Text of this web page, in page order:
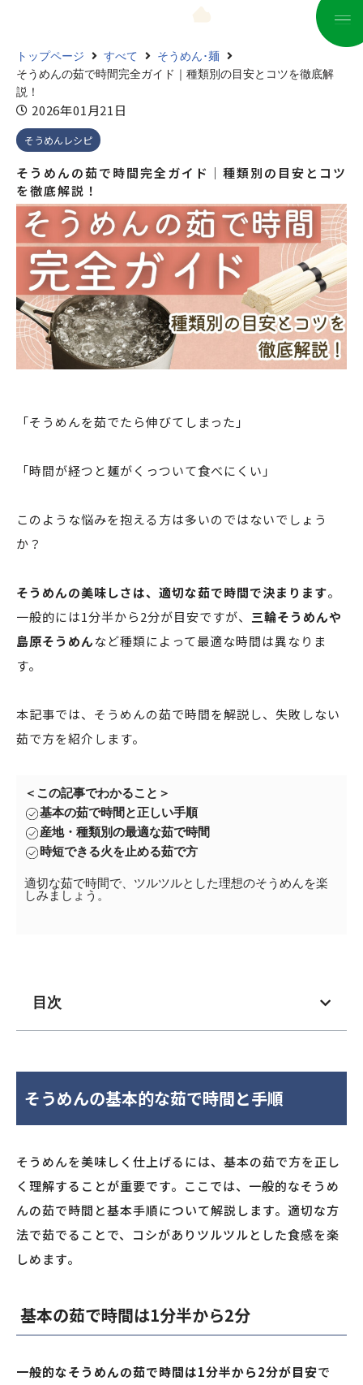
ン
テ
ン
へ
キ
ッ
トップページ すべて
そうめん･麺
そうめんの茹で時間完全ガイド｜種類別の目安とコツを徹底解
説！
2026年01月21日
そうめんレシピ
そうめんの茹で時間完全ガイド｜種類別の目安とコツ
を徹底解説！
「そうめんを茹でたら伸びてしまった」
「時間が経つと麺がくっついて食べにくい」
このような悩みを抱える方は多いのではないでしょう
か？
そうめんの美味しさは、適切な茹で時間で決まります。
一般的には1分半から2分が目安ですが、 三輪そうめんや
島原そうめんなど種類によって最適な時間は異なりま
す。
本記事では、そうめんの茹で時間を解説し、失敗しない
茹で方を紹介します。
＜この記事でわかること＞
基本の茹で時間と正しい手順
産地・種類別の最適な茹で時間
時短できる火を止める茹で方
適切な茹で時間で、ツルツルとした理想のそうめんを楽
しみましょう。
目次
そうめんの基本的な茹で時間と手順
そうめんを美味しく仕上げるには、基本の茹で方を正し
く理解することが重要です。ここでは、一般的なそうめ
んの茹で時間と基本手順について解説します。適切な方
法で茹でることで、コシがありツルツルとした食感を楽
しめます。
基本の茹で時間は1分半から2分
一般的なそうめんの茹で時間は1分半から2分が目安で